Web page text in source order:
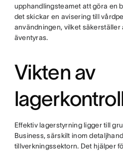
upphandlingsteamet att göra en
det skickar en avisering till
användningen, vilket
äventyras.
Vikten av
Effektiv lagerstyrning ligger till
Business, särskilt inom
tillverkningssektorn. Det hjälper